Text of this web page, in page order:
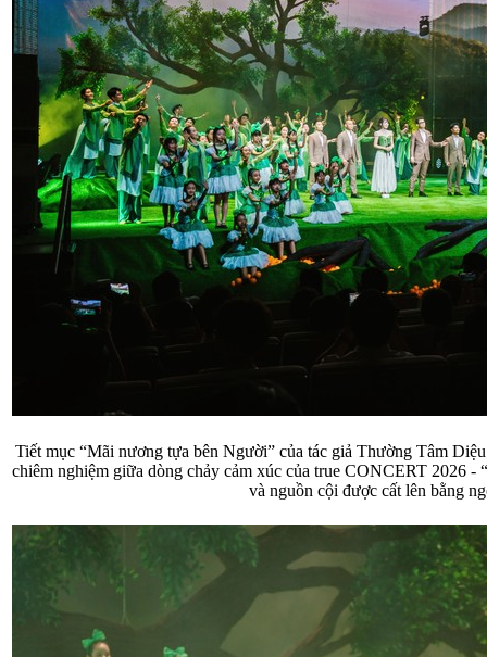
Tiết mục “Mãi nương tựa bên Người” của tác giả Thường Tâm
chiêm nghiệm giữa dòng chảy cảm xúc của true CONCERT 2026 -
và nguồn cội được cất lên bằng